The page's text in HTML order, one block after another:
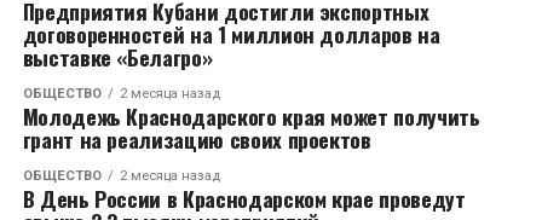
Лазарева в пользу несовершеннолетнего Синилкина
компенсацию морального вреда в сумме 5
миллионов рублей, в пользу Татьяны Степановой – в
сумме 3 миллионов рублей. Удовлетворение
оставшейся части требований о компенсации вреда
отказать, о возмещении убытков – отказать.
Когда приговор был вынесен, журналист редакции
Распознать личность того, кто решил проучить
журналиста удалось не сразу. Чиновники на встрече
не соизволили представиться. В связи с этим
«Блокнот Ростов» обратился в горадминистрацию,
чтобы выяснить, кто из должностных лиц находился
в комиссии.
Согласно документу, который прислали в редакцию,
Предприятия Кубани достигли экспортных
договоренностей на 1 миллион долларов на
выставке «Белагро»
ОБЩЕСТВО 2 месяца назад
Молодежь Краснодарского края может получить
грант на реализацию своих проектов
ОБЩЕСТВО 2 месяца назад
В День России в Краснодарском крае проведут